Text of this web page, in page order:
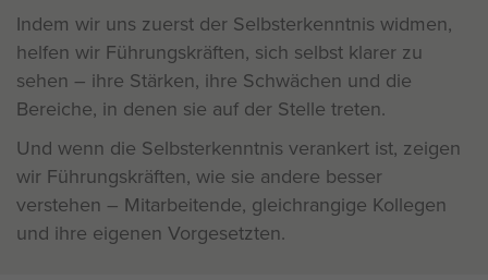
Indem wir uns zuerst der Selbsterkenntnis widmen,
helfen wir Führungskräften, sich selbst klarer zu
sehen – ihre Stärken, ihre Schwächen und die
Bereiche, in denen sie auf der Stelle treten.
Und wenn die Selbsterkenntnis verankert ist, zeigen
wir Führungskräften, wie sie andere besser
verstehen – Mitarbeitende, gleichrangige Kollegen
und ihre eigenen Vorgesetzten.